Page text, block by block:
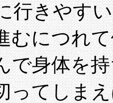
行きやす
につれて
で身体を
ってしま